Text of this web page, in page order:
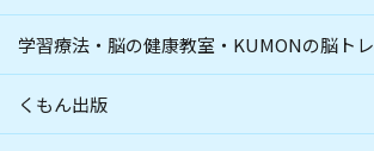
学習療法・脳の健康教室・KUMONの脳トレ
くもん出版